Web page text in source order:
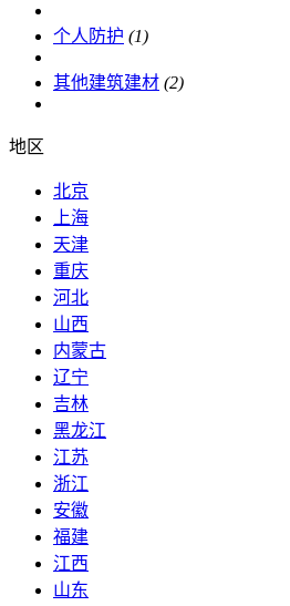
个人防护 (1)
其他建筑建材 (2)
地区
北京
上海
天津
重庆
河北
山西
内蒙古
辽宁
吉林
黑龙江
江苏
浙江
安徽
福建
江西
山东